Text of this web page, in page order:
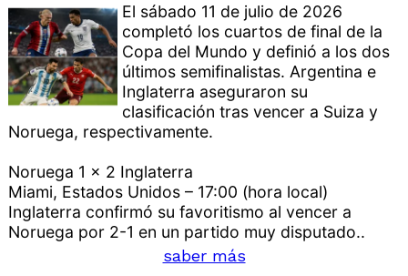
El sábado 11 de julio de 2026
completó los cuartos de final de la
Copa del Mundo y definió a los dos
últimos semifinalistas. Argentina e
Inglaterra aseguraron su
clasificación tras vencer a Suiza y
Noruega, respectivamente.
Noruega 1 x 2 Inglaterra
Miami, Estados Unidos – 17:00 (hora local)
Inglaterra confirmó su favoritismo al vencer a
Noruega por 2-1 en un partido muy disputado..
saber más